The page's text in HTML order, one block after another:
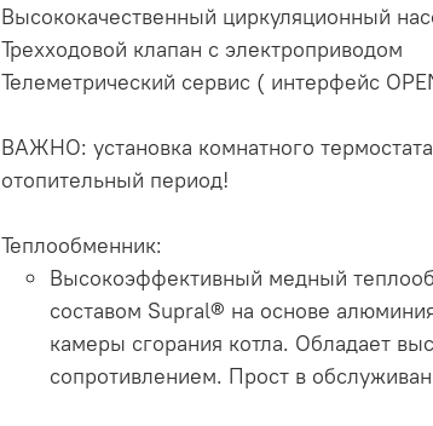
Высококачественный циркуляционный
Трехходовой клапан с электроприводом
Телеметрический сервис ( интерфейс
ВАЖНО: установка комнатного
отопительный период!
Теплообменник:
Высокоэффективный медный
составом Supral® на основе
камеры сгорания котла. Обладает
сопротивлением. Прост в